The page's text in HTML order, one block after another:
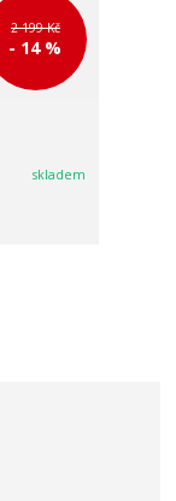
2 199 Kč
- 14 %
skladem